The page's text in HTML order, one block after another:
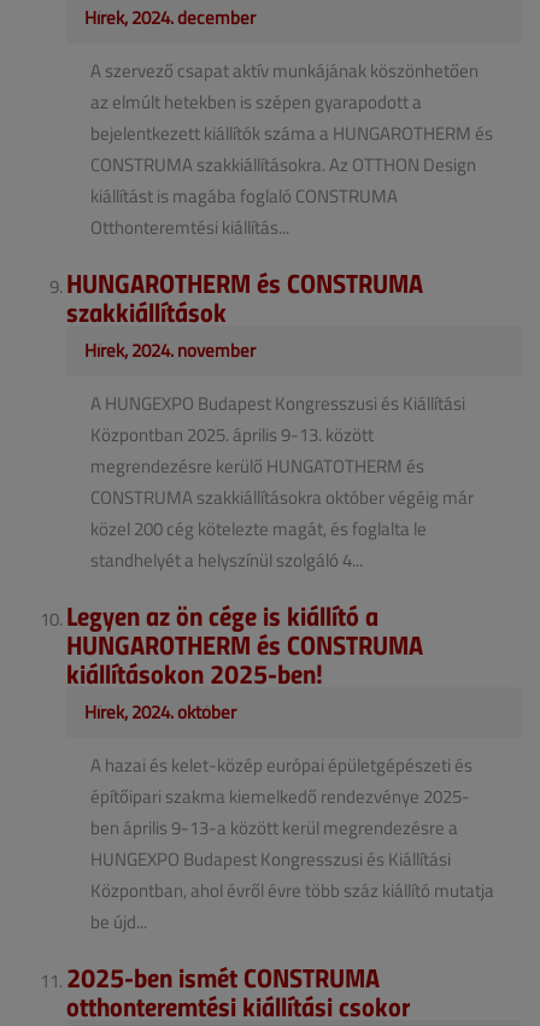
Hírek, 2024. december
A szervező csapat aktív munkájának köszönhetően
az elmúlt hetekben is szépen gyarapodott a
bejelentkezett kiállítók száma a HUNGAROTHERM és
CONSTRUMA szakkiállításokra. Az OTTHON Design
kiállítást is magába foglaló CONSTRUMA
Otthonteremtési kiállítás...
HUNGAROTHERM és CONSTRUMA
szakkiállítások
Hírek, 2024. november
A HUNGEXPO Budapest Kongresszusi és Kiállítási
Központban 2025. április 9-13. között
megrendezésre kerülő HUNGATOTHERM és
CONSTRUMA szakkiállításokra október végéig már
közel 200 cég kötelezte magát, és foglalta le
standhelyét a helyszínül szolgáló 4...
Legyen az ön cége is kiállító a
HUNGAROTHERM és CONSTRUMA
kiállításokon 2025-ben!
Hírek, 2024. október
A hazai és kelet-közép európai épületgépészeti és
építőipari szakma kiemelkedő rendezvénye 2025-
ben április 9-13-a között kerül megrendezésre a
HUNGEXPO Budapest Kongresszusi és Kiállítási
Központban, ahol évről évre több száz kiállító mutatja
be újd...
2025-ben ismét CONSTRUMA
otthonteremtési kiállítási csokor